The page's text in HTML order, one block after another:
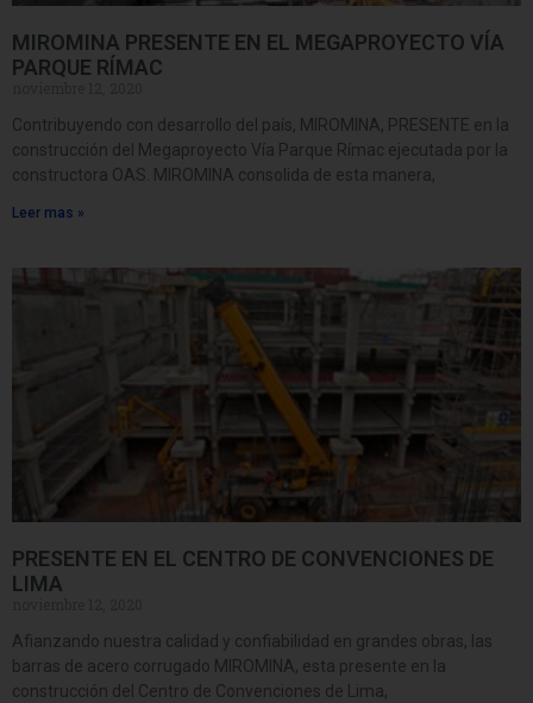
MIROMINA PRESENTE EN EL MEGAPROYECTO VÍA
PARQUE RÍMAC
Contribuyendo con desarrollo del país, MIROMINA, PRESENTE en la
construcción del Megaproyecto Vía Parque Rímac ejecutada por la
constructora OAS. MIROMINA consolida de esta manera,
Leer mas »
PRESENTE EN EL CENTRO DE CONVENCIONES DE
LIMA
Afianzando nuestra calidad y confiabilidad en grandes obras, las
barras de acero corrugado MIROMINA, esta presente en la
construcción del Centro de Convenciones de Lima,